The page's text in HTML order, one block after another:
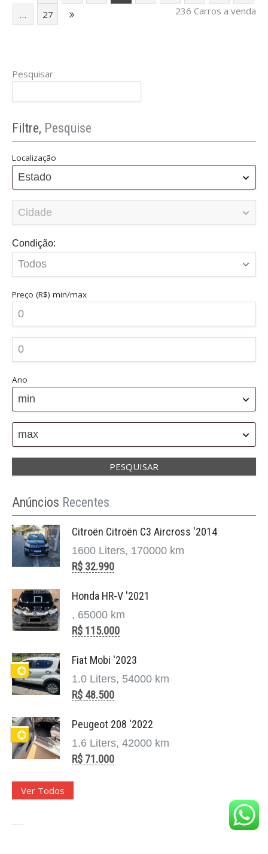
…
27 236 Carros a venda
Pesquisar
Filtre, Pesquise
Localização
Estado
Condição:
Preço (R$) min/max
Ano
min
max
Anúncios Recentes
Citroën Citroën C3 Aircross '2014
1600 Liters, 170000 km
R$ 32.990
Honda HR-V '2021
, 65000 km
R$ 115.000
✪
Fiat Mobi '2023
1.0 Liters, 54000 km
R$ 48.500
✪
Peugeot 208 '2022
1.6 Liters, 42000 km
R$ 71.000
Ver Todos